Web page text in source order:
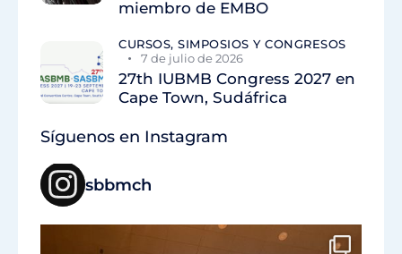
miembro de EMBO
CURSOS, SIMPOSIOS Y CONGRESOS
7 de julio de 2026
27th IUBMB Congress 2027 en
Cape Town, Sudáfrica
Síguenos en Instagram
sbbmch